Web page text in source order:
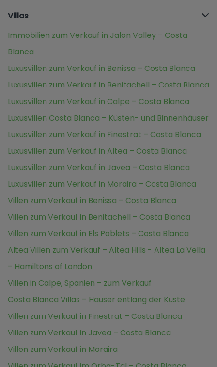
Villas
Immobilien zum Verkauf in Jalon Valley – Costa
Blanca
Luxusvillen zum Verkauf in Benissa – Costa Blanca
Luxusvillen zum Verkauf in Benitachell – Costa Blanca
Luxusvillen zum Verkauf in Calpe – Costa Blanca
Luxusvillen Costa Blanca – Küsten- und Binnenhäuser
Luxusvillen zum Verkauf in Finestrat – Costa Blanca
Luxusvillen zum Verkauf in Altea – Costa Blanca
Luxusvillen zum Verkauf in Javea – Costa Blanca
Luxusvillen zum Verkauf in Moraira – Costa Blanca
Villen zum Verkauf in Benissa – Costa Blanca
Villen zum Verkauf in Benitachell – Costa Blanca
Villen zum Verkauf in Els Poblets – Costa Blanca
Altea Villen zum Verkauf – Altea Hills - Altea La Vella
– Hamiltons of London
Villen in Calpe, Spanien – zum Verkauf
Costa Blanca Villas – Häuser entlang der Küste
Villen zum Verkauf in Finestrat – Costa Blanca
Villen zum Verkauf in Javea – Costa Blanca
Villen zum Verkauf in Moraira